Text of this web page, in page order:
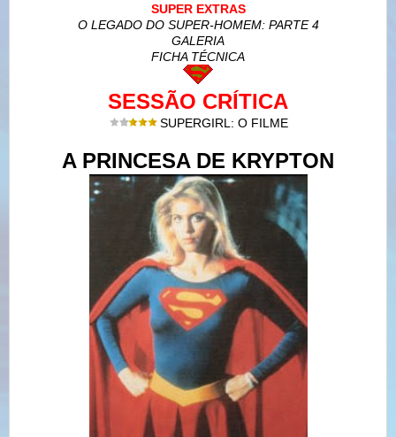
SUPER EXTRAS
O LEGADO DO SUPER-HOMEM: PARTE 4
GALERIA
FICHA TÉCNICA
SESSÃO CRÍTICA
SUPERGIRL: O FILME
A PRINCESA DE KRYPTON